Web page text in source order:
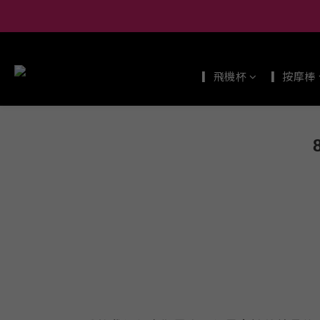
▎飛機杯 ▎按摩棒